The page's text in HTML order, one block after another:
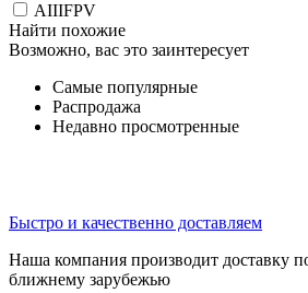
AIIIFPV
Найти похожие
Возможно, вас это заинтересует
Самые популярные
Распродажа
Недавно просмотренные
Быстро и качественно доставляем
Наша компания производит доставку
ближнему зарубежью